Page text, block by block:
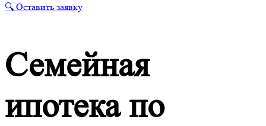
🔍 Оставить заявку
Семейная
ипотека по